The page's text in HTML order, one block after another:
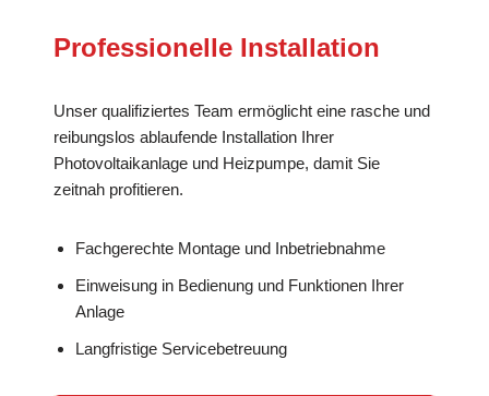
Professionelle Installation
Unser qualifiziertes Team ermöglicht eine rasche und
reibungslos ablaufende Installation Ihrer
Photovoltaikanlage und Heizpumpe, damit Sie
zeitnah profitieren.
Fachgerechte Montage und Inbetriebnahme
Einweisung in Bedienung und Funktionen Ihrer
Anlage
Langfristige Servicebetreuung